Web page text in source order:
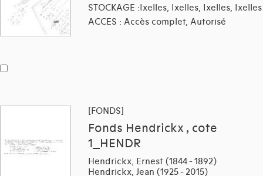
STOCKAGE :Ixelles, Ixelles, Ixelles, Ixelles
ACCES : Accès complet, Autorisé
[FONDS]
Fonds Hendrickx , cote
1_HENDR
Hendrickx, Ernest (1844 - 1892)
Hendrickx, Jean (1925 - 2015)